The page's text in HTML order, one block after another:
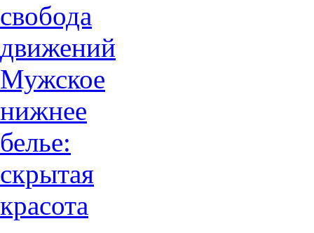
свобода
движений
Мужское
нижнее
белье:
скрытая
красота